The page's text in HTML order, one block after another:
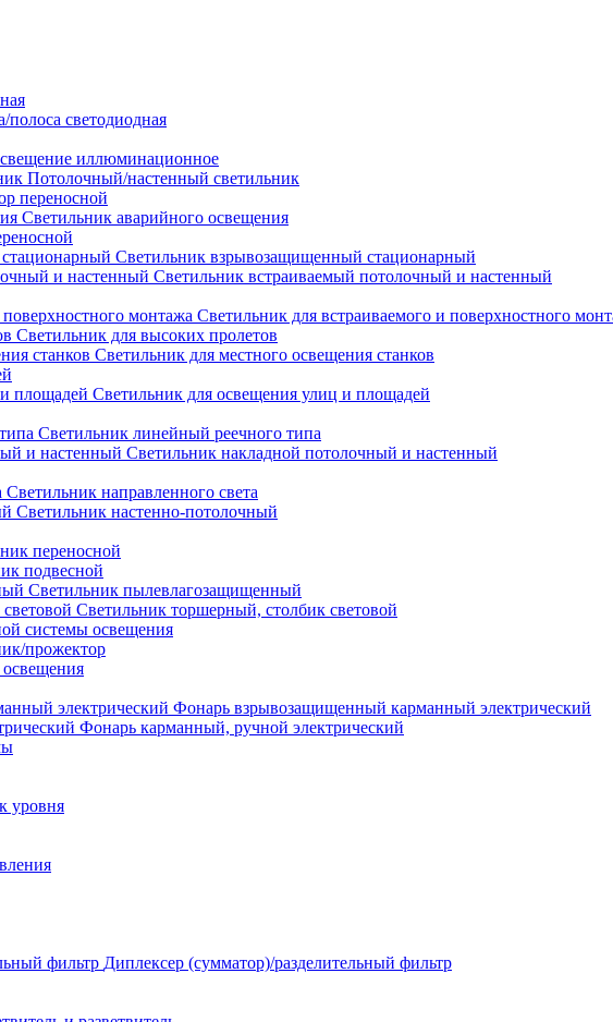
полоса светодиодная
иллюминационное
Потолочный/настенный светильник
переносной
Светильник аварийного освещения
Светильник взрывозащищенный стационарный
Светильник встраиваемый потолочный и настенный
Светильник для встраиваемого и поверхностного
Светильник для высоких пролетов
Светильник для местного освещения станков
Светильник для освещения улиц и площадей
Светильник линейный реечного типа
Светильник накладной потолочный и настенный
Светильник направленного света
Светильник настенно-потолочный
переносной
подвесной
Светильник пылевлагозащищенный
Светильник торшерный, столбик световой
системы освещения
прожектор
Фонарь взрывозащищенный карманный электрический
Фонарь карманный, ручной электрический
уровня
Диплексер (сумматор)/разделительный фильтр